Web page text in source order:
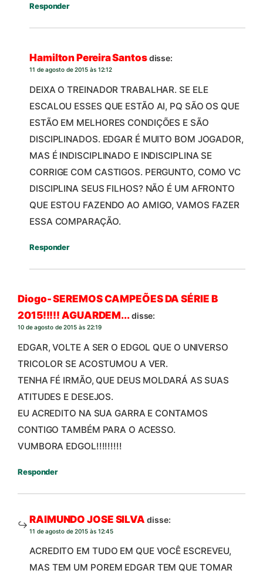
Responder
Hamilton Pereira Santosdisse:
11 de agosto de 2015 às 12:12
DEIXA O TREINADOR TRABALHAR. SE ELE
ESCALOU ESSES QUE ESTÃO AI, PQ SÃO OS QUE
ESTÃO EM MELHORES CONDIÇÕES E SÃO
DISCIPLINADOS. EDGAR É MUITO BOM JOGADOR,
MAS É INDISCIPLINADO E INDISCIPLINA SE
CORRIGE COM CASTIGOS. PERGUNTO, COMO VC
DISCIPLINA SEUS FILHOS? NÃO É UM AFRONTO
QUE ESTOU FAZENDO AO AMIGO, VAMOS FAZER
ESSA COMPARAÇÃO.
Responder
Diogo- SEREMOS CAMPEÕES DA SÉRIE B
2015!!!!! AGUARDEM...disse:
10 de agosto de 2015 às 22:19
EDGAR, VOLTE A SER O EDGOL QUE O UNIVERSO
TRICOLOR SE ACOSTUMOU A VER.
TENHA FÉ IRMÃO, QUE DEUS MOLDARÁ AS SUAS
ATITUDES E DESEJOS.
EU ACREDITO NA SUA GARRA E CONTAMOS
CONTIGO TAMBÉM PARA O ACESSO.
VUMBORA EDGOL!!!!!!!!!
Responder
RAIMUNDO JOSE SILVA disse:
11 de agosto de 2015 às 12:45
ACREDITO EM TUDO EM QUE VOCÊ ESCREVEU,
MAS TEM UM POREM EDGAR TEM QUE TOMAR